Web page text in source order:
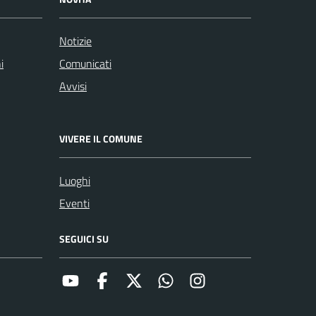
Notizie
Comunicati
Avvisi
VIVERE IL COMUNE
Luoghi
Eventi
SEGUICI SU
Youtube Facebook whatsapp